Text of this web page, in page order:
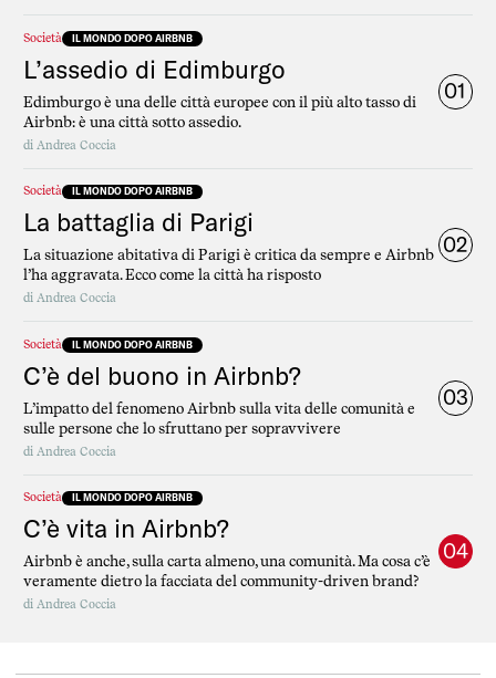
Società IL MONDO DOPO AIRBNB
L’assedio di Edimburgo
Edimburgo è una delle città europee con il più alto tasso di
Airbnb: è una città sotto assedio.
di Andrea Coccia
01
Società IL MONDO DOPO AIRBNB
La battaglia di Parigi
La situazione abitativa di Parigi è critica da sempre e Airbnb
l’ha aggravata. Ecco come la città ha risposto
di Andrea Coccia
02
Società IL MONDO DOPO AIRBNB
C’è del buono in Airbnb?
L’impatto del fenomeno Airbnb sulla vita delle comunità e
sulle persone che lo sfruttano per sopravvivere
di Andrea Coccia
03
Società IL MONDO DOPO AIRBNB
C’è vita in Airbnb?
Airbnb è anche, sulla carta almeno, una comunità. Ma cosa c’è
veramente dietro la facciata del community-driven brand?
di Andrea Coccia
04